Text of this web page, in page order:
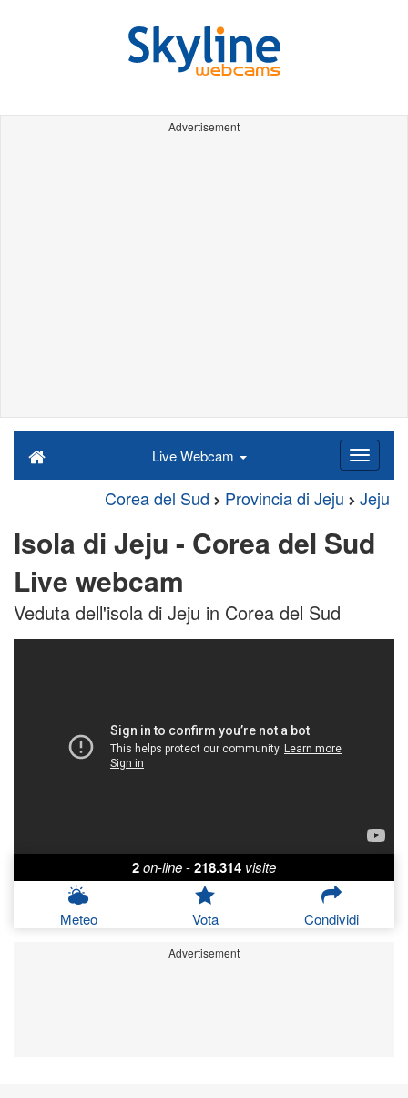
Advertisement
Live Webcam
Corea del Sud Provincia di Jeju Jeju
Isola di Jeju - Corea del Sud
Live webcam
Veduta dell'isola di Jeju in Corea del Sud
2on-line-218.314 visite
Meteo Vota Condividi
Advertisement